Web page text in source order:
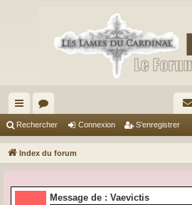
cc
ès
pi
or
u
s
Rechercher Connexion S’enregistrer
Index du forum
Message de : Vaevictis